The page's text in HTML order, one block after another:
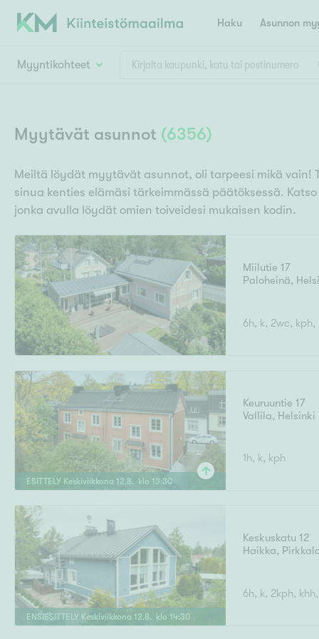
Haku Asunnon
E
Espoo
H
Hamina Helsinki
Hyvinkää
Hämeenlinna
I
Ilmajoki Ivalo
Joensuu Jyväskylä Järvenpää
N
Myyntikohteet
Asuntotyyppi
Hinta
Pinta-ala
Rakennusvuosi
Myytävät asunnot (6356)
Meiltä löydät myytävät asunnot, oli tarpeesi mikä vain!
sinua kenties elämäsi tärkeimmässä päätöksessä.
jonka avulla löydät omien toiveidesi mukaisen kodin.
Miilutie 17
Paloheinä,
6h, k, 2wc,
ESITTELY Keskiviikkona 12.8. klo 13:30
Keuruuntie 17
Vallila, Helsinki
1h, k, kph
ENSIESITTELY Keskiviikkona 12.8. klo 14:30
Keskuskatu 12
Haikka,
6h, k, 2kph,